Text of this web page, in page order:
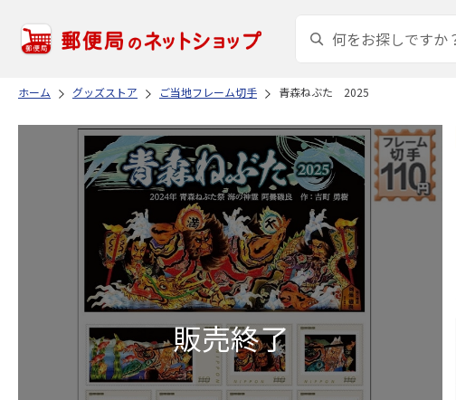
ホーム グッズストア ご当地フレーム切手 青森ねぶた 2025